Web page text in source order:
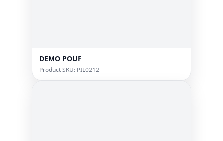
DEMO POUF
Product SKU: PIL0212